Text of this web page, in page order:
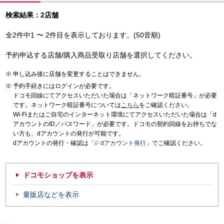
検索結果：2店舗
全2件中1 〜 2件目を表示しております。(50音順)
予約申込する店舗/購入商品受取り店舗を選択してください。
申し込み後に店舗を変更することはできません。
予約手続きにはログインが必要です。
ドコモ回線にてアクセスいただいた場合は「ネットワーク暗証番号」が必要
です。ネットワーク暗証番号についてはこちら をご確認ください。
Wi-Fiまたはご自宅のインターネット環境にてアクセスいただいた場合は「d
アカウントのID／パスワード」が必要です。ドコモの契約回線をお持ちでな
い方も、dアカウントの発行が可能です。
dアカウントの発行・確認は「
dアカウント発行 」でご確認ください。
ドコモショップを表示
量販店などを表示